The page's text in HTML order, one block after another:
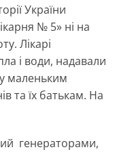
України
№ 5» ні на
Лікарі
і води, надавали
маленьким
та їх батькам. На
генераторами,